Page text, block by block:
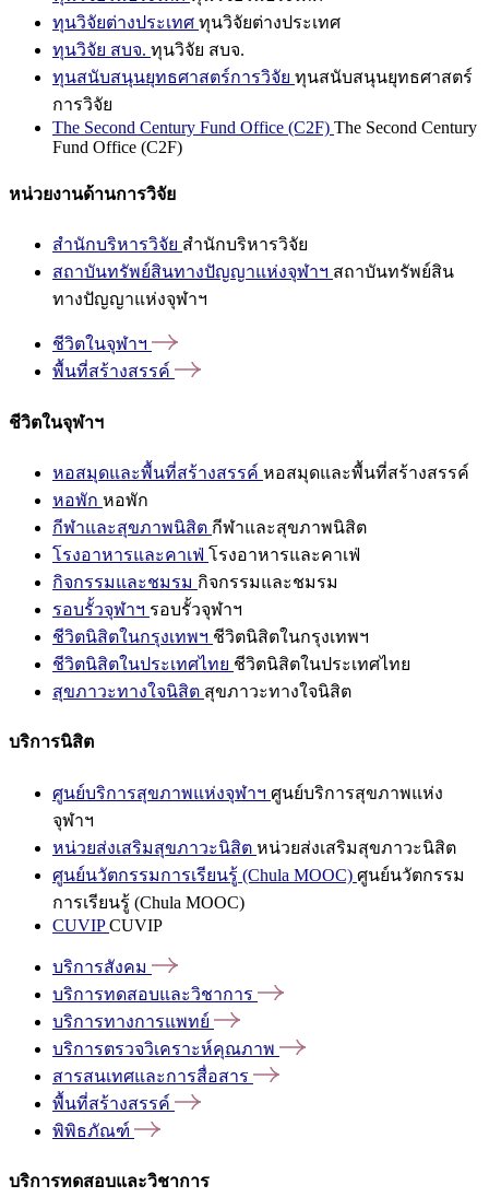
ทุนวิจัยต่างประเทศ ทุนวิจัยต่างประเทศ
ทุนวิจัย สบจ. ทุนวิจัย สบจ.
ทุนสนับสนุนยุทธศาสตร์การวิจัย ทุนสนับสนุนยุทธศาสตร์
การวิจัย
The Second Century Fund Office (C2F) The Second Century
Fund Office (C2F)
หน่วยงานด้านการวิจัย
สำนักบริหารวิจัย สำนักบริหารวิจัย
สถาบันทรัพย์สินทางปัญญาแห่งจุฬาฯ สถาบันทรัพย์สิน
ทางปัญญาแห่งจุฬาฯ
ชีวิตในจุฬาฯ
พื้นที่สร้างสรรค์
ชีวิตในจุฬาฯ
หอสมุดและพื้นที่สร้างสรรค์ หอสมุดและพื้นที่สร้างสรรค์
หอพัก หอพัก
กีฬาและสุขภาพนิสิต กีฬาและสุขภาพนิสิต
โรงอาหารและคาเฟ่ โรงอาหารและคาเฟ่
กิจกรรมและชมรม กิจกรรมและชมรม
รอบรั้วจุฬาฯ รอบรั้วจุฬาฯ
ชีวิตนิสิตในกรุงเทพฯ ชีวิตนิสิตในกรุงเทพฯ
ชีวิตนิสิตในประเทศไทย ชีวิตนิสิตในประเทศไทย
สุขภาวะทางใจนิสิต สุขภาวะทางใจนิสิต
บริการนิสิต
ศูนย์บริการสุขภาพแห่งจุฬาฯ ศูนย์บริการสุขภาพแห่ง
จุฬาฯ
หน่วยส่งเสริมสุขภาวะนิสิต หน่วยส่งเสริมสุขภาวะนิสิต
ศูนย์นวัตกรรมการเรียนรู้ (Chula MOOC) ศูนย์นวัตกรรม
การเรียนรู้ (Chula MOOC)
CUVIPCUVIP
บริการสังคม
บริการทดสอบและวิชาการ
บริการทางการแพทย์
บริการตรวจวิเคราะห์คุณภาพ
สารสนเทศและการสื่อสาร
พื้นที่สร้างสรรค์
พิพิธภัณฑ์
บริการทดสอบและวิชาการ